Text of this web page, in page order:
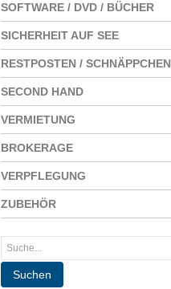
SOFTWARE / DVD / BÜCHER
SICHERHEIT AUF SEE
RESTPOSTEN / SCHNÄPPCHEN
SECOND HAND
VERMIETUNG
BROKERAGE
VERPFLEGUNG
ZUBEHÖR